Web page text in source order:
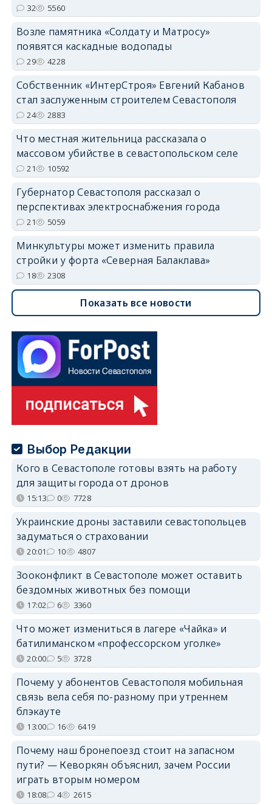
32 5560
Возле памятника «Солдату и Матросу»
появятся каскадные водопады
29 4228
Собственник «ИнтерСтроя» Евгений Кабанов
стал заслуженным строителем Севастополя
24 2883
Что местная жительница рассказала о
массовом убийстве в севастопольском селе
21 10592
Губернатор Севастополя рассказал о
перспективах электроснабжения города
21 5059
Минкультуры может изменить правила
стройки у форта «Северная Балаклава»
18 2308
Показать все новости
Выбор Редакции
Кого в Севастополе готовы взять на работу
для защиты города от дронов
15:13 0 7728
Украинские дроны заставили севастопольцев
задуматься о страховании
20:01 10 4807
Зооконфликт в Севастополе может оставить
бездомных животных без помощи
17:02 6 3360
Что может измениться в лагере «Чайка» и
батилиманском «профессорском уголке»
20:00 5 3728
Почему у абонентов Севастополя мобильная
связь вела себя по-разному при утреннем
блэкауте
13:00 16 6419
Почему наш бронепоезд стоит на запасном
пути? — Кеворкян объяснил, зачем России
играть вторым номером
18:08 4 2615